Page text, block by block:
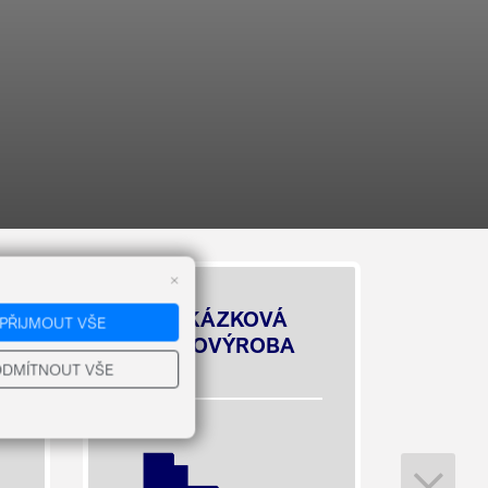
ZAKÁZKOVÁ
KOVOVÝROBA
×
PŘIJMOUT VŠE
VŠE